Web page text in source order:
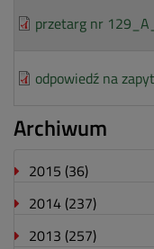
przetarg nr
odpowiedź na
Archiwum
2015 (36)
2014 (237)
2013 (257)